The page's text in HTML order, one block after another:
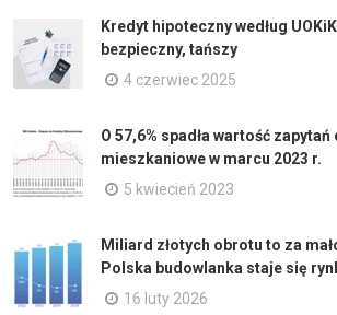
Kredyt hipoteczny według
bezpieczny, tańszy
4 czerwiec 2025
O 57,6% spadła wartość
mieszkaniowe w marcu 2023 r.
5 kwiecień 2023
Miliard złotych obrotu to za
Polska budowlanka staje się
16 luty 2026